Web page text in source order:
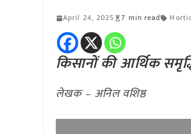
April 24, 2025 7 min read
किसानों की आर्थिक
लेखक – अनिल वशिष्ठ